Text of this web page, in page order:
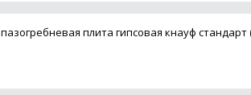
пазогребневая плита гипсовая кнауф стандарт